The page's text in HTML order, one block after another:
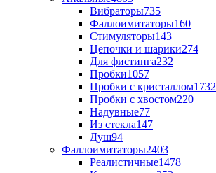
Вибраторы735
Фаллоимитаторы160
Стимуляторы143
Цепочки и шарики274
Для фистинга232
Пробки1057
Пробки с кристаллом1732
Пробки с хвостом220
Надувные77
Из стекла147
Душ94
Фаллоимитаторы2403
Реалистичные1478